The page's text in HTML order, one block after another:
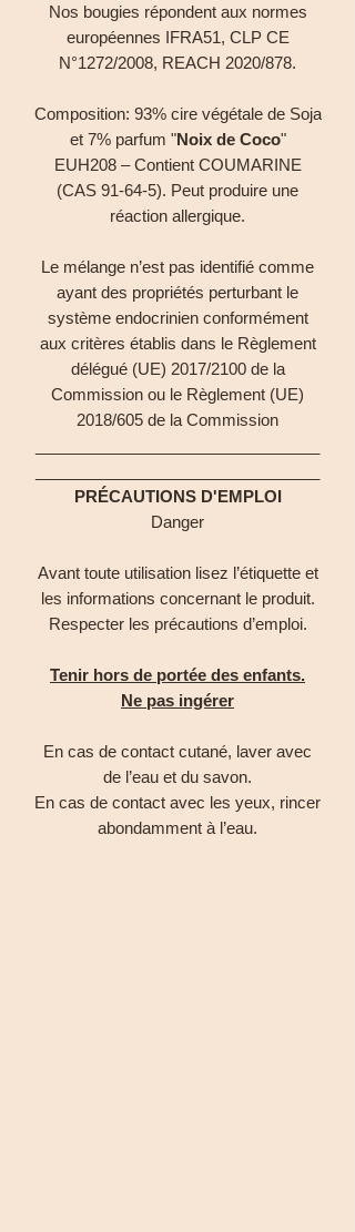
Nos bougies répondent aux normes
européennes IFRA51, CLP CE
N°1272/2008, REACH 2020/878.
Composition: 93% cire végétale de Soja
et 7% parfum "Noix de Coco"
EUH208 – Contient COUMARINE
(CAS 91-64-5). Peut produire une
réaction allergique.
Le mélange n’est pas identifié comme
ayant des propriétés perturbant le
système endocrinien conformément
aux critères établis dans le Règlement
délégué (UE) 2017/2100 de la
Commission ou le Règlement (UE)
2018/605 de la Commission
PRÉCAUTIONS D'EMPLOI
Danger
Avant toute utilisation lisez l’étiquette et
les informations concernant le produit.
Respecter les précautions d’emploi.
Tenir hors de portée des enfants.
Ne pas ingérer
En cas de contact cutané, laver avec
de l’eau et du savon.
En cas de contact avec les yeux, rincer
abondamment à l’eau.